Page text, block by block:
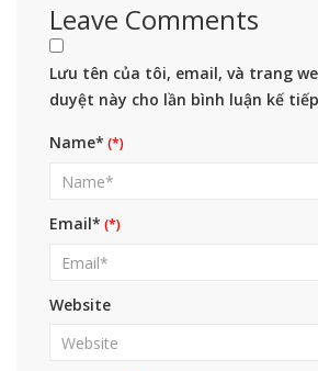
Leave Comments
Lưu tên của tôi, email, và trang
duyệt này cho lần bình luận kế
Name*
Email*
Website